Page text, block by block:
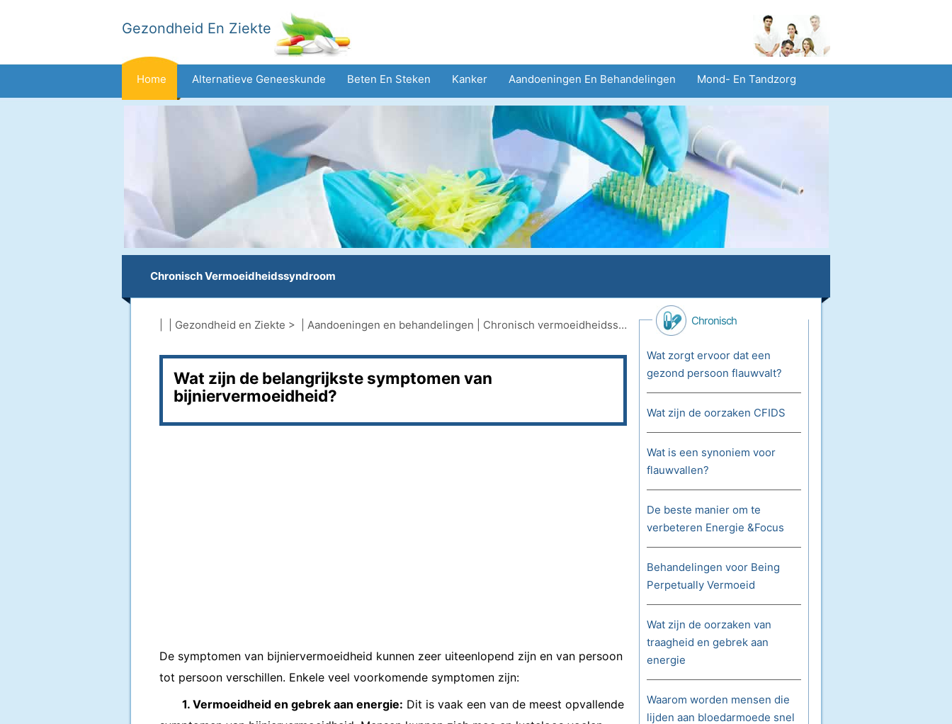
Gezondheid En Ziekte
Home Alternatieve Geneeskunde Beten En Steken Kanker Aandoeningen En Behandelingen Mond- En Tandzorg
Gezinsgezondheid Geestelijke Gezondheid Volksgezondheid En Veiligheid
Chronisch Vermoeidheidssyndroom
Gezondheid en Ziekte > | Aandoeningen en behandelingen Chronisch vermoeidheidssyndroom
Wat zijn de belangrijkste symptomen van
bijniervermoeidheid?
De symptomen van bijniervermoeidheid kunnen zeer uiteenlopend zijn en van persoon
tot persoon verschillen. Enkele veel voorkomende symptomen zijn:
1. Vermoeidheid en gebrek aan energie: Dit is vaak een van de meest opvallende
Chronisch
Vermoeidheidssyndroom
Wat zorgt ervoor dat een
gezond persoon flauwvalt?
Wat zijn de oorzaken CFIDS
Wat is een synoniem voor
flauwvallen?
De beste manier om te
verbeteren Energie &Focus
Behandelingen voor Being
Perpetually Vermoeid
Wat zijn de oorzaken van
traagheid en gebrek aan
energie
Waarom worden mensen die
lijden aan bloedarmoede snel